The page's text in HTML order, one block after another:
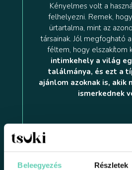
Beleegyezés Részletek
Kényelmes volt a
felhelyezni. Remek,
ürtartalma, mint az
társainak. Jól megfogható
féltem, hogy elszakítom
intimkehely a világ
találmánya, és ezt a
ajánlom azoknak is, akik
ismerkednek